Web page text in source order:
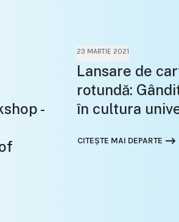
-
23 MARTIE 2021
Lansare de
rotundă:
în cultura
CITEȘTE MAI DEPARTE